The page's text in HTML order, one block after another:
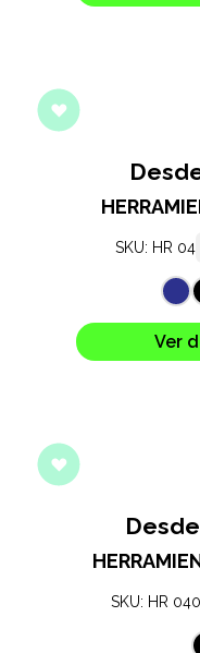
SKU: HR 04
Ver
SKU: HR 040